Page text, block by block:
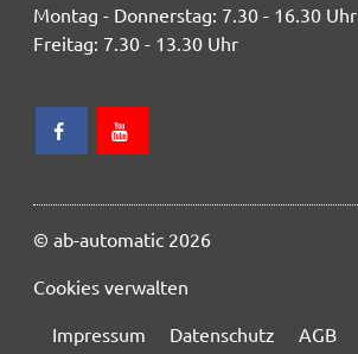
Montag - Donnerstag: 7.30 - 16.30 Uhr
Freitag: 7.30 - 13.30 Uhr
© ab-automatic 2026
Cookies verwalten
Navigation
Impressum Datenschutz AGB